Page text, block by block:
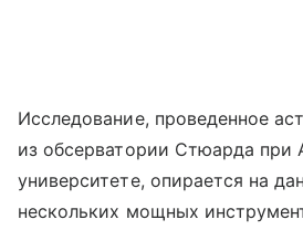
Исследование, проведенное
из обсерватории Стюарда при
университете, опирается на
нескольких мощных